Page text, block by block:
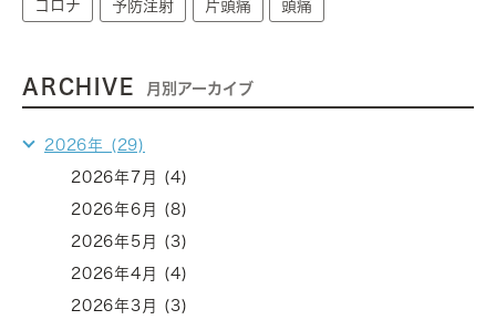
コロナ 予防注射 片頭痛 頭痛
ARCHIVE 月別アーカイブ
2026年 (29)
2026年7月 (4)
2026年6月 (8)
2026年5月 (3)
2026年4月 (4)
2026年3月 (3)